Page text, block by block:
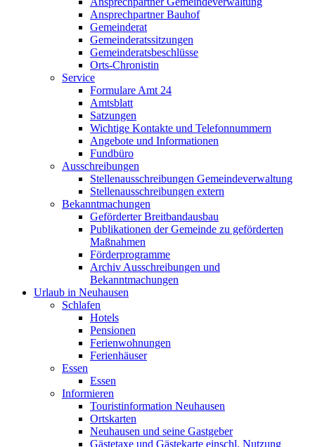
Ansprechpartner Bauhof
Gemeinderat
Gemeinderatssitzungen
Gemeinderatsbeschlüsse
Orts-Chronistin
Service
Formulare Amt 24
Amtsblatt
Satzungen
Wichtige Kontakte und Telefonnummern
Angebote und Informationen
Fundbüro
Ausschreibungen
Stellenausschreibungen Gemeindeverwaltung
Stellenausschreibungen extern
Bekanntmachungen
Geförderter Breitbandausbau
Publikationen der Gemeinde zu geförderten
Maßnahmen
Förderprogramme
Archiv Ausschreibungen und
Bekanntmachungen
Urlaub in Neuhausen
Schlafen
Hotels
Pensionen
Ferienwohnungen
Ferienhäuser
Essen
Essen
Informieren
Touristinformation Neuhausen
Ortskarten
Neuhausen und seine Gastgeber
Gästetaxe und Gästekarte einschl. Nutzung